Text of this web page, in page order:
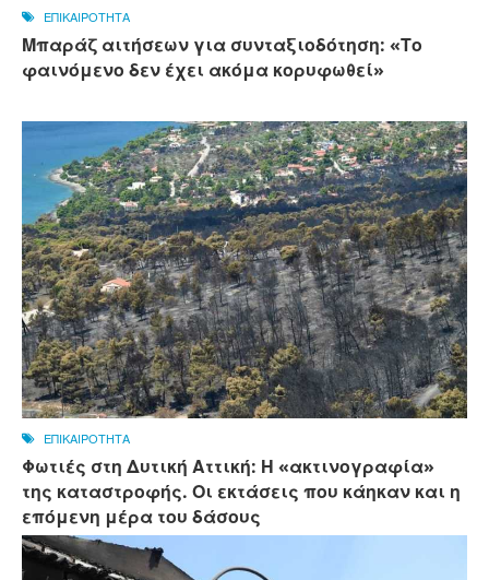
ΕΠΙΚΑΙΡΟΤΗΤΑ
Μπαράζ αιτήσεων για συνταξιοδότηση: «Το
φαινόμενο δεν έχει ακόμα κορυφωθεί»
ΕΠΙΚΑΙΡΟΤΗΤΑ
Φωτιές στη Δυτική Αττική: Η «ακτινογραφία»
της καταστροφής. Οι εκτάσεις που κάηκαν και η
επόμενη μέρα του δάσους